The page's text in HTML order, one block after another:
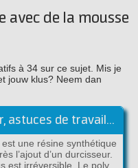
avec de la mousse
à 34 sur ce sujet. Mis je
jouw klus? Neem dan
Travailler avec du polyester, astuces de travail de la résine polyester
une résine synthétique
l’ajout d’un durcisseur.
est irréversible. Le poly…